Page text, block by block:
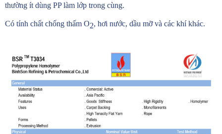
thường ít dùng PP làm lớp trong cùng.
Có tính chất chống thấm O2, hơi nước, dầu mỡ và các khí khác.